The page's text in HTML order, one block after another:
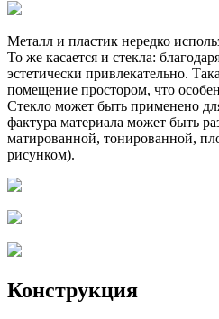
Металл и пластик нередко
То же касается и стекла:
эстетически привлекательно.
помещение простором, что
Стекло может быть применено
фактура материала может быть
матированной, тонированной,
рисунком).
Конструкция